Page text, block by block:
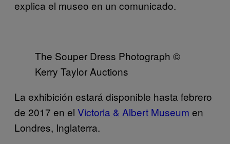
explica el museo en un comunicado.
The Souper Dress Photograph ©
Kerry Taylor Auctions
La exhibición estará disponible hasta febrero
de 2017 en el Victoria & Albert Museum en
Londres, Inglaterra.